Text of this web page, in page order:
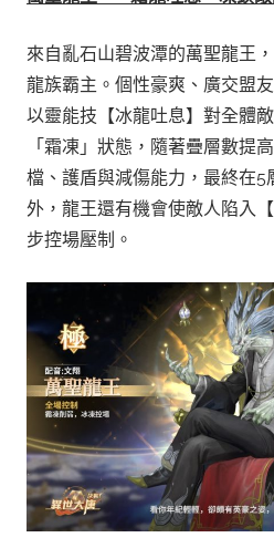
來自亂石山碧波潭的萬聖龍王
龍族霸主。個性豪爽、廣交盟
以靈能技【冰龍吐息】對全體
「霜凍」狀態，隨著疊層數提
檔、護盾與減傷能力，最終在5
外，龍王還有機會使敵人陷入
步控場壓制。